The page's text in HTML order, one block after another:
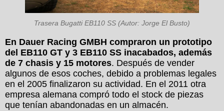
Trasera Bugatti EB110 SS (Autor: Jorge El Busto)
En Dauer Racing GMBH compraron un prototipo
del EB110 GT y 3 EB110 SS inacabados, además
de 7 chasis y 15 motores. Después de vender
algunos de esos coches, debido a problemas legales
en el 2005 finalizaron su actividad. En el 2011 otra
empresa alemana compró todo el stock de piezas
que tenían abandonadas en un almacén.